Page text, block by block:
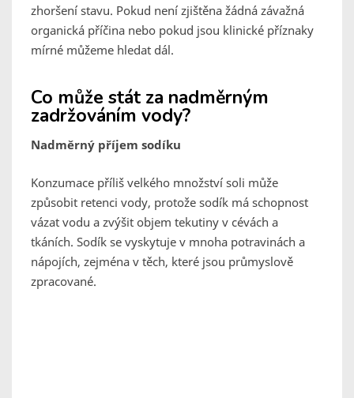
zhoršení stavu. Pokud není zjištěna žádná závažná
organická příčina nebo pokud jsou klinické příznaky
mírné můžeme hledat dál.
Co může stát za nadměrným
zadržováním vody?
Nadměrný příjem sodíku
Konzumace příliš velkého množství soli může
způsobit retenci vody, protože sodík má schopnost
vázat vodu a zvýšit objem tekutiny v cévách a
tkáních. Sodík se vyskytuje v mnoha potravinách a
nápojích, zejména v těch, které jsou průmyslově
zpracované.